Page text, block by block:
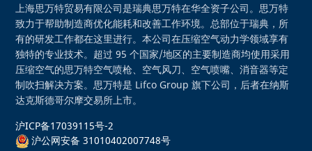
上海思万特贸易有限公司是瑞典思万特在华全资子公司。思万特
致力于帮助制造商优化能耗和改善工作环境。总部位于瑞典，所
有的研发工作都在这里进行。本公司在压缩空气动力学领域享有
独特的专业技术。超过 95 个国家/地区的主要制造商均使用采用
压缩空气的思万特空气喷枪、空气风刀、空气喷嘴、消音器等定
制吹扫解决方案。思万特是 Lifco Group 旗下公司，后者在纳斯
达克斯德哥尔摩交易所上市。
沪ICP备17039115号-2
沪公网安备 31010402007748号